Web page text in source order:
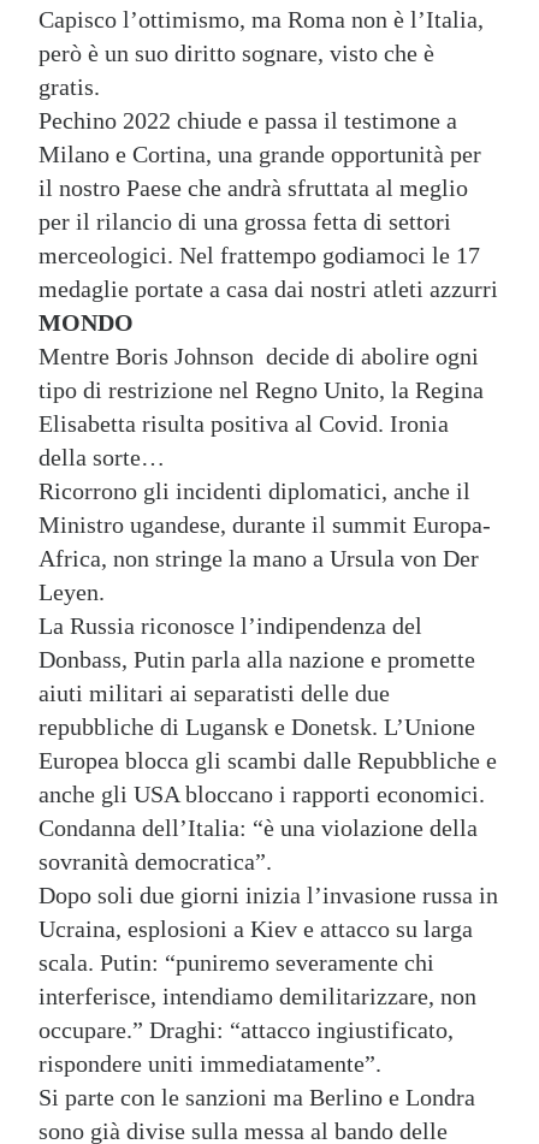
Capisco l’ottimismo, ma Roma non è l’Italia,
però è un suo diritto sognare, visto che è
gratis.
Pechino 2022 chiude e passa il testimone a
Milano e Cortina, una grande opportunità per
il nostro Paese che andrà sfruttata al meglio
per il rilancio di una grossa fetta di settori
merceologici. Nel frattempo godiamoci le 17
medaglie portate a casa dai nostri atleti azzurri
MONDO
Mentre Boris Johnson decide di abolire ogni
tipo di restrizione nel Regno Unito, la Regina
Elisabetta risulta positiva al Covid. Ironia
della sorte…
Ricorrono gli incidenti diplomatici, anche il
Ministro ugandese, durante il summit Europa-
Africa, non stringe la mano a Ursula von Der
Leyen.
La Russia riconosce l’indipendenza del
Donbass, Putin parla alla nazione e promette
aiuti militari ai separatisti delle due
repubbliche di Lugansk e Donetsk. L’Unione
Europea blocca gli scambi dalle Repubbliche e
anche gli USA bloccano i rapporti economici.
Condanna dell’Italia: “è una violazione della
sovranità democratica”.
Dopo soli due giorni inizia l’invasione russa in
Ucraina, esplosioni a Kiev e attacco su larga
scala. Putin: “puniremo severamente chi
interferisce, intendiamo demilitarizzare, non
occupare.” Draghi: “attacco ingiustificato,
rispondere uniti immediatamente”.
Si parte con le sanzioni ma Berlino e Londra
sono già divise sulla messa al bando delle